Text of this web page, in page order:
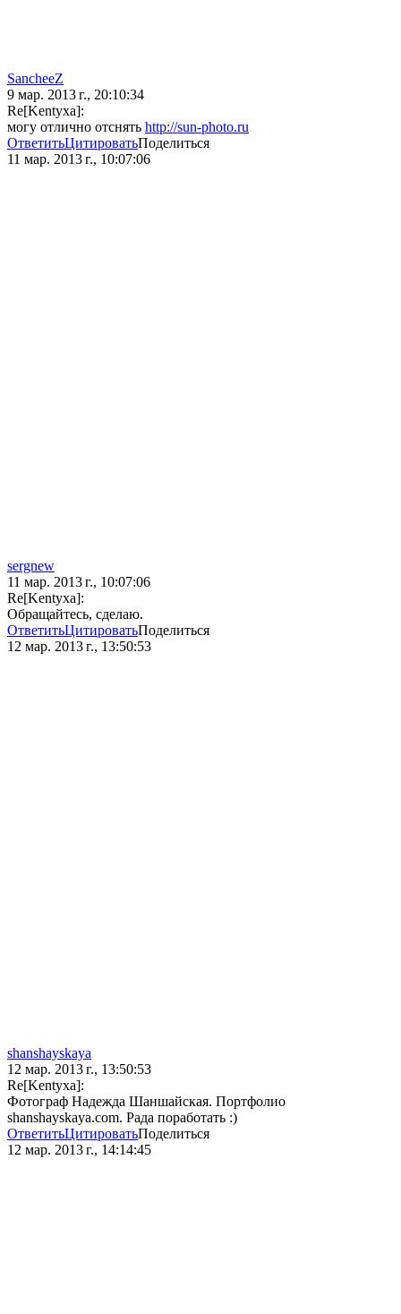
SancheeZ
9 мар. 2013 г., 20:10:34
Re[Kentyxa]:
могу отлично отснять http://sun-photo.ru
ОтветитьЦитироватьПоделиться
11 мар. 2013 г., 10:07:06
sergnew
11 мар. 2013 г., 10:07:06
Re[Kentyxa]:
Обращайтесь, сделаю.
ОтветитьЦитироватьПоделиться
12 мар. 2013 г., 13:50:53
shanshayskaya
12 мар. 2013 г., 13:50:53
Re[Kentyxa]:
Фотограф Надежда Шаншайская. Портфолио
shanshayskaya.com. Рада поработать :)
ОтветитьЦитироватьПоделиться
12 мар. 2013 г., 14:14:45